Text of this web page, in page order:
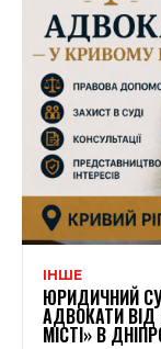
ІНШЕ
ЮРИДИЧНИЙ
АДВОКАТИ
МІСТІ» В